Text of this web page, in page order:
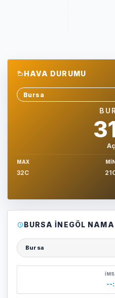
HAVA DURUMU
Sehir sec
MAX
32C
MIN
BURSA İNEGÖL
Şehir seçin
--